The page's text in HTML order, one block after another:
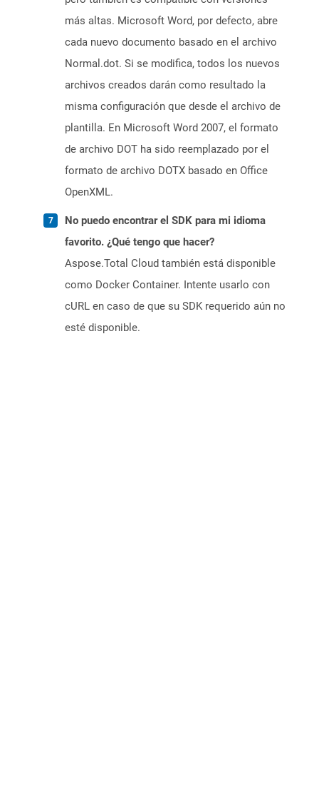
más altas. Microsoft Word, por defecto, abre
cada nuevo documento basado en el archivo
Normal.dot. Si se modifica, todos los nuevos
archivos creados darán como resultado la
misma configuración que desde el archivo de
plantilla. En Microsoft Word 2007, el formato
de archivo DOT ha sido reemplazado por el
formato de archivo DOTX basado en Office
OpenXML.
No puedo encontrar el SDK para mi idioma
favorito. ¿Qué tengo que hacer?
Aspose.Total Cloud también está disponible
como Docker Container. Intente usarlo con
cURL en caso de que su SDK requerido aún no
esté disponible.